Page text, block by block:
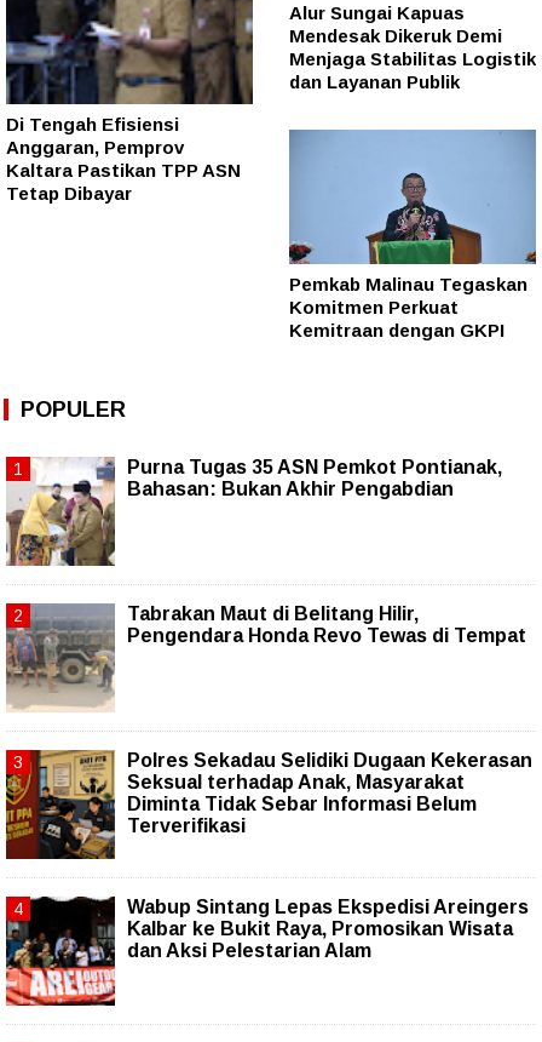
Di Tengah Efisiensi
Anggaran, Pemprov
Kaltara Pastikan TPP ASN
Tetap Dibayar
Alur Sungai Kapuas
Mendesak Dikeruk Demi
Menjaga Stabilitas Logistik
dan Layanan Publik
Pemkab Malinau Tegaskan
Komitmen Perkuat
Kemitraan dengan GKPI
POPULER
Purna Tugas 35 ASN Pemkot Pontianak,
Bahasan: Bukan Akhir Pengabdian
Tabrakan Maut di Belitang Hilir,
Pengendara Honda Revo Tewas di Tempat
Polres Sekadau Selidiki Dugaan Kekerasan
Seksual terhadap Anak, Masyarakat
Diminta Tidak Sebar Informasi Belum
Terverifikasi
Wabup Sintang Lepas Ekspedisi Areingers
Kalbar ke Bukit Raya, Promosikan Wisata
dan Aksi Pelestarian Alam